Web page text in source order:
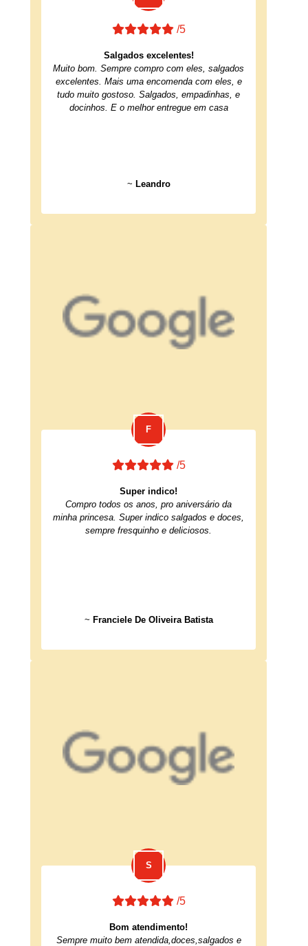
/5
Salgados excelentes!
Muito bom. Sempre compro com eles, salgados
excelentes. Mais uma encomenda com eles, e
tudo muito gostoso. Salgados, empadinhas, e
docinhos. E o melhor entregue em casa
~ Leandro
/5
Super indico!
Compro todos os anos, pro aniversário da
minha princesa. Super indico salgados e doces,
sempre fresquinho e deliciosos.
~ Franciele De Oliveira Batista
/5
Bom atendimento!
Sempre muito bem atendida,doces,salgados e